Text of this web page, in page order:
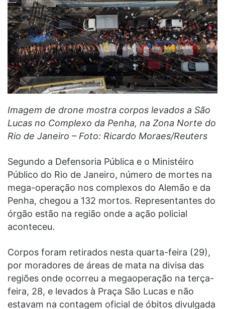
Imagem de drone mostra corpos levados a São
Lucas no Complexo da Penha, na Zona Norte do
Rio de Janeiro – Foto: Ricardo Moraes/Reuters
Segundo a Defensoria Pública e o Ministéiro
Público do Rio de Janeiro, número de mortes na
mega-operação nos complexos do Alemão e da
Penha, chegou a 132 mortos. Representantes do
órgão estão na região onde a ação policial
aconteceu.
Corpos foram retirados nesta quarta-feira (29),
por moradores de áreas de mata na divisa das
regiões onde ocorreu a megaoperação na terça-
feira, 28, e levados à Praça São Lucas e não
estavam na contagem oficial de óbitos divulgada